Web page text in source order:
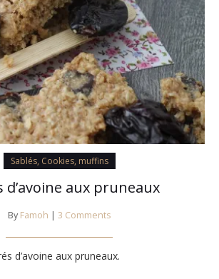
Sablés, Cookies, muffins
d’avoine aux pruneaux
By Famoh | 3 Comments
d’avoine aux pruneaux.